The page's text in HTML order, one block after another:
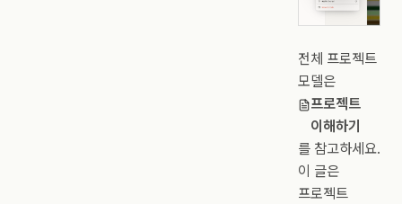
전체 프로젝트
모델은
프로젝트
이해하기
를 참고하세요.
이 글은
프로젝트